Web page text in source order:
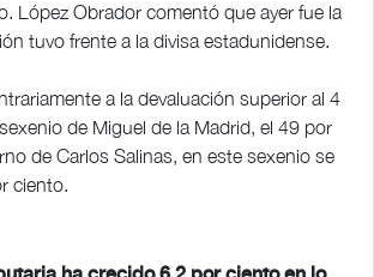
López Obrador comentó que ayer fue la
tuvo frente a la divisa estadunidense.
a la devaluación superior al 4
de Miguel de la Madrid, el 49 por
de Carlos Salinas, en este sexenio se
ciento.